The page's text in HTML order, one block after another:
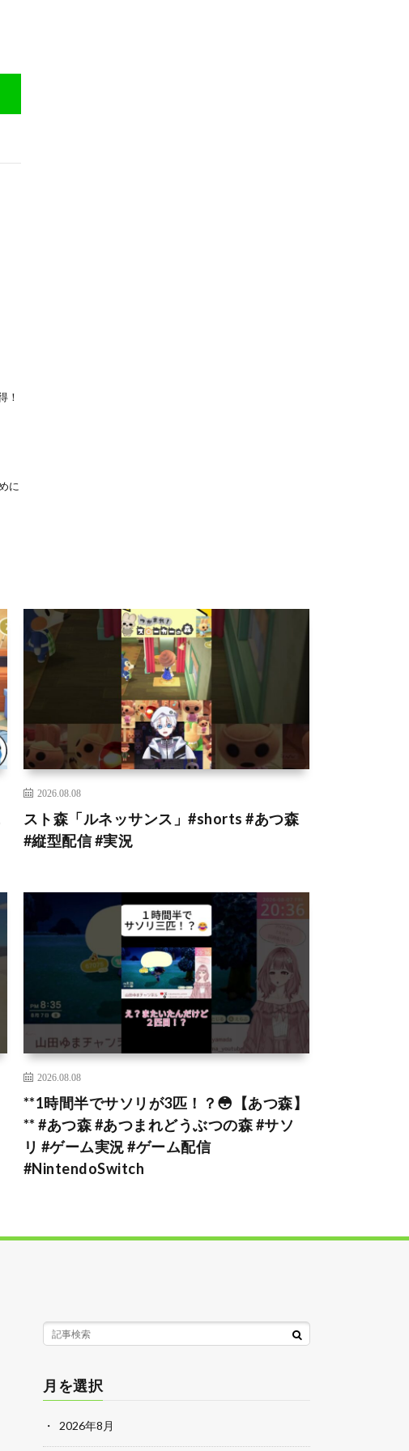
！
に
2026.08.08
スト森「ルネッサンス」#shorts #あつ森
#縦型配信 #実況
2026.08.08
**1時間半でサソリが3匹！？😳【あつ森】
** #あつ森 #あつまれどうぶつの森 #サソ
リ #ゲーム実況 #ゲーム配信
#NintendoSwitch
月を選択
2026年8月